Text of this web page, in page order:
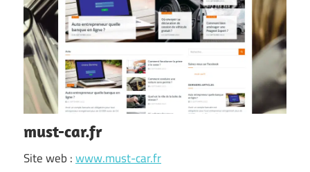
must-car.fr
Site web :www.must-car.fr